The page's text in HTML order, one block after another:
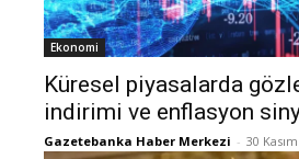
Ekonomi
Küresel piyasalarda
indirimi ve enflasyon
Gazetebanka Haber Merkezi - 30